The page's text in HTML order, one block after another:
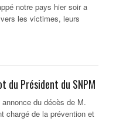
notre pays hier soir a
les victimes, leurs
du Président du SNPM
du décès de M.
chargé de la prévention et